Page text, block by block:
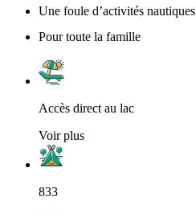
Une foule d’activités nautiques
Pour toute la famille
Accès direct au lac
Voir plus
833